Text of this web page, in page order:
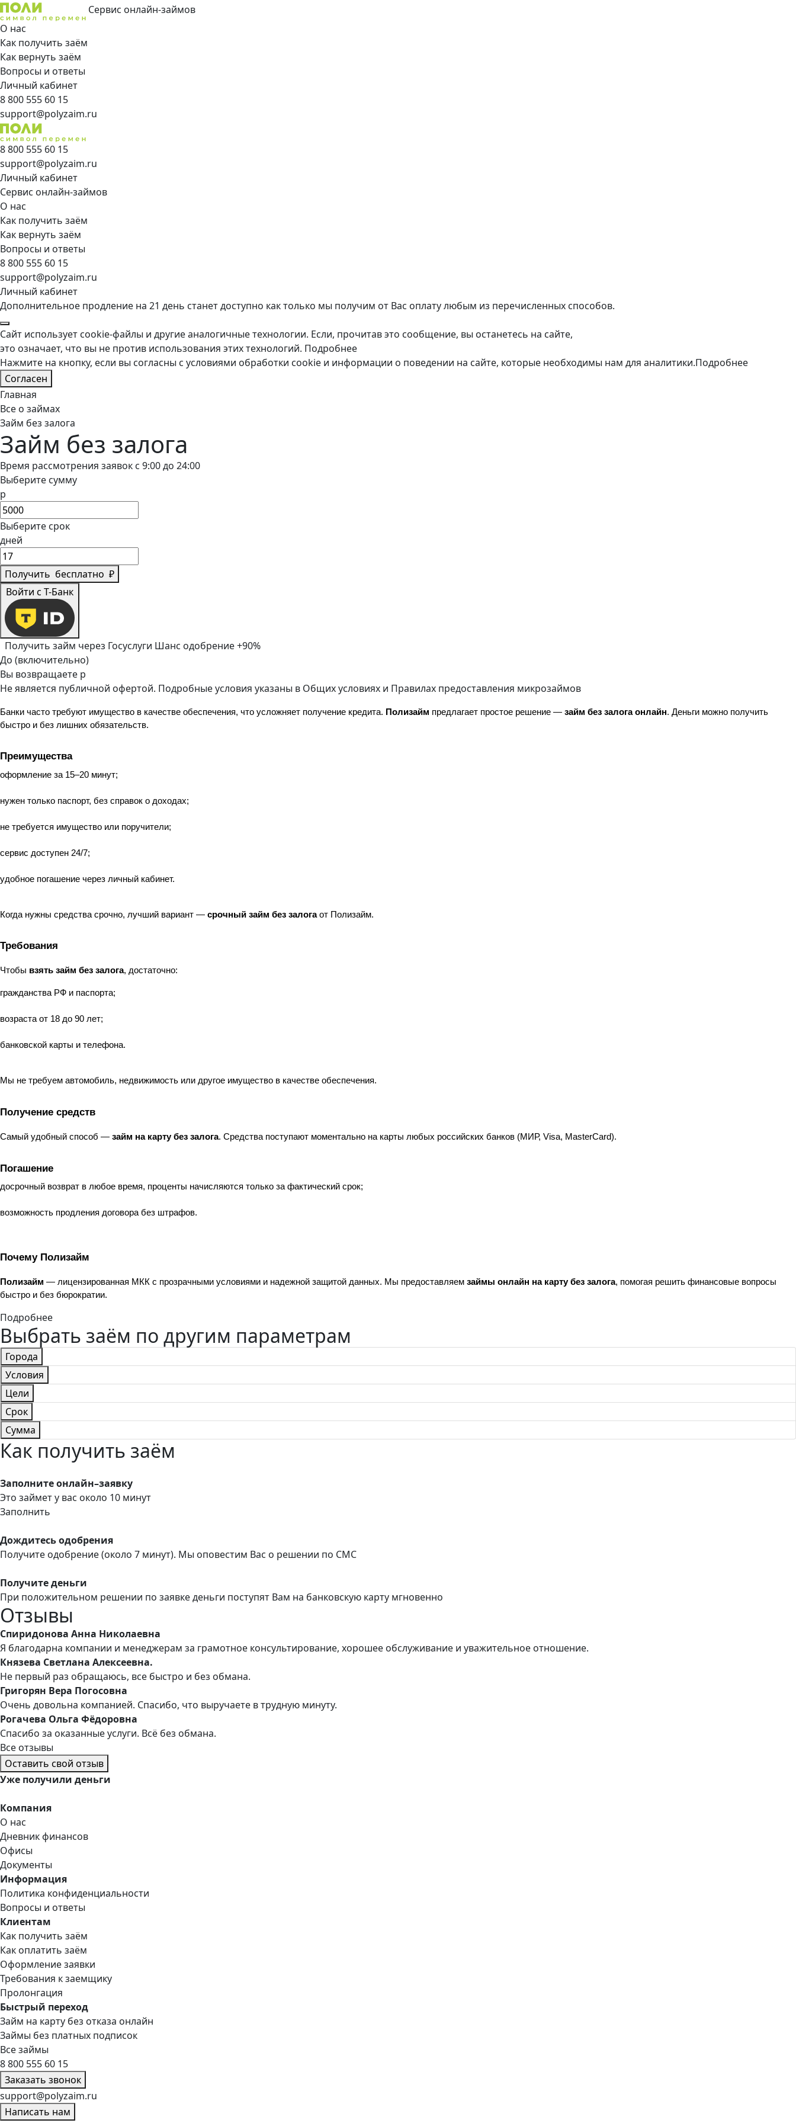
Сервис онлайн-займов
О нас
Как получить заём
Как вернуть заём
Вопросы и ответы
Личный кабинет
8 800 555 60 15
support@polyzaim.ru
8 800 555 60 15
support@polyzaim.ru
Личный кабинет
Сервис онлайн-займов
О нас
Как получить заём
Как вернуть заём
Вопросы и ответы
8 800 555 60 15
support@polyzaim.ru
Личный кабинет
Дополнительное продление на 21 день станет доступно как только мы получим от Вас оплату любым из перечисленных способов.
Сайт использует cookie-файлы и другие аналогичные технологии. Если, прочитав это сообщение, вы останетесь на сайте,
это означает, что вы не против использования этих технологий. Подробнее
Нажмите на кнопку, если вы согласны с условиями обработки cookie и информации о поведении на сайте, которые необходимы нам для аналитики.Подробнее
Согласен
Главная
Все о займах
Займ без залога
Займ без залога
Время рассмотрения заявок с 9:00 до 24:00
Выберите сумму
р
Выберите срок
дней
Получить бесплатно ₽
Войти с Т-Банк
Получить займ через Госуслуги Шанс одобрение +90%
До (включительно)
Вы возвращаете р
Не является публичной офертой. Подробные условия указаны в Общих условиях и Правилах предоставления микрозаймов
Банки часто требуют имущество в качестве обеспечения, что усложняет получение кредита. Полизайм предлагает простое решение — займ без залога онлайн. Деньги можно получить
быстро и без лишних обязательств.
Преимущества
оформление за 15–20 минут;
нужен только паспорт, без справок о доходах;
не требуется имущество или поручители;
сервис доступен 24/7;
удобное погашение через личный кабинет.
Когда нужны средства срочно, лучший вариант — срочный займ без залога от Полизайм.
Требования
Чтобы взять займ без залога, достаточно:
гражданства РФ и паспорта;
возраста от 18 до 90 лет;
банковской карты и телефона.
Мы не требуем автомобиль, недвижимость или другое имущество в качестве обеспечения.
Получение средств
Самый удобный способ — займ на карту без залога. Средства поступают моментально на карты любых российских банков (МИР, Visa, MasterCard).
Погашение
досрочный возврат в любое время, проценты начисляются только за фактический срок;
возможность продления договора без штрафов.
Почему Полизайм
Полизайм — лицензированная МКК с прозрачными условиями и надежной защитой данных. Мы предоставляем займы онлайн на карту без залога, помогая решить финансовые вопросы
быстро и без бюрократии.
Подробнее
Выбрать заём по другим параметрам
Города
Условия
Цели
Срок
Сумма
Как получить заём
Заполните онлайн–заявку
Это займет у вас около 10 минут
Заполнить
Дождитесь одобрения
Получите одобрение (около 7 минут). Мы оповестим Вас о решении по СМС
Получите деньги
При положительном решении по заявке деньги поступят Вам на банковскую карту мгновенно
Отзывы
Спиридонова Анна Николаевна
Я благодарна компании и менеджерам за грамотное консультирование, хорошее обслуживание и уважительное отношение.
Князева Светлана Алексеевна.
Не первый раз обращаюсь, все быстро и без обмана.
Григорян Вера Погосовна
Очень довольна компанией. Спасибо, что выручаете в трудную минуту.
Рогачева Ольга Фёдоровна
Спасибо за оказанные услуги. Всё без обмана.
Все отзывы
Оставить свой отзыв
Уже получили деньги
Компания
О нас
Дневник финансов
Офисы
Документы
Информация
Политика конфиденциальности
Вопросы и ответы
Клиентам
Как получить заём
Как оплатить заём
Оформление заявки
Требования к заемщику
Пролонгация
Быстрый переход
Займ на карту без отказа онлайн
Займы без платных подписок
Все займы
8 800 555 60 15
Заказать звонок
support@polyzaim.ru
Написать нам